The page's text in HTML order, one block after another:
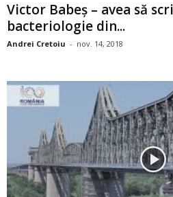
Victor Babeș – avea să
bacteriologie din...
Andrei Cretoiu - nov. 14, 2018